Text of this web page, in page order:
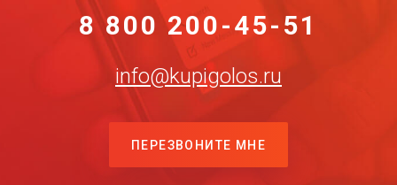
8 800 200-45-51
info@kupigolos.ru
ПЕРЕЗВОНИТЕ МНЕ